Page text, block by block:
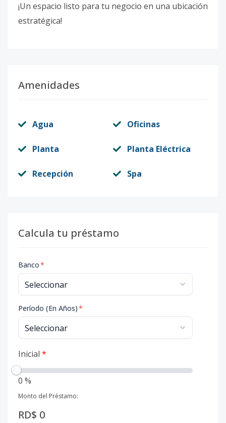
¡Un espacio listo para tu negocio en una ubicación
estratégica!
Amenidades
Agua Oficinas
Planta Planta Eléctrica
Recepción Spa
Calcula tu préstamo
Banco*
Período (En Años)*
Inicial *
0 %
Monto del Préstamo:
RD$ 0